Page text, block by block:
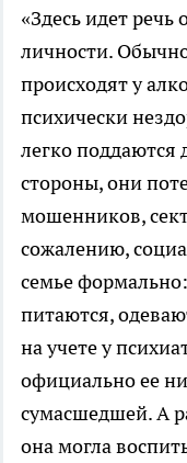
«Здесь идет речь
личности.
происходят у
психически
легко поддаются
стороны, они
мошенников,
сожалению,
семье
питаются,
на учете у
официально ее
сумасшедшей. А
она могла